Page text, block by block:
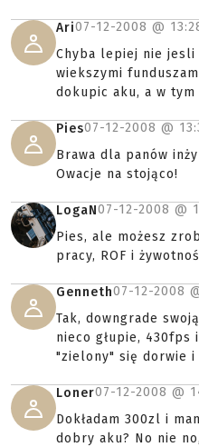
Ari07-12-2008 @
Chyba lepiej nie
wiekszymi
dokupic aku, a w
Pies07-12-2008 @
Brawa dla panów
Owacje na stojąco!
LogaN07-12-2008 @
Pies, ale możesz
pracy, ROF i
Genneth07-12-2008
Tak, downgrade
nieco głupie, 430fps
"zielony" się dorwie i
Loner07-12-2008 @
Dokładam 300zl i
dobry aku? No nie